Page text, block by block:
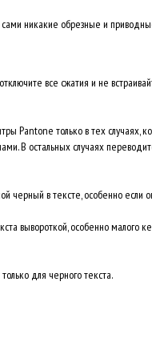
сами никакие обрезные и
все сжатия и не
Pantone только в тех случаях,
В остальных случаях
черный в тексте, особенно
вывороткой, особенно малого
для черного текста.